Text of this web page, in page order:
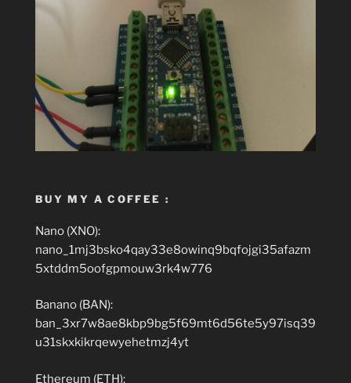
BUY MY A COFFEE :
Nano (XNO):
nano_1mj3bsko4qay33e8owinq9bqfojgi35afazm
5xtddm5oofgpmouw3rk4w776
Banano (BAN):
ban_3xr7w8ae8kbp9bg5f69mt6d56te5y97isq39
u31skxkikrqewyehetmzj4yt
Ethereum (ETH):